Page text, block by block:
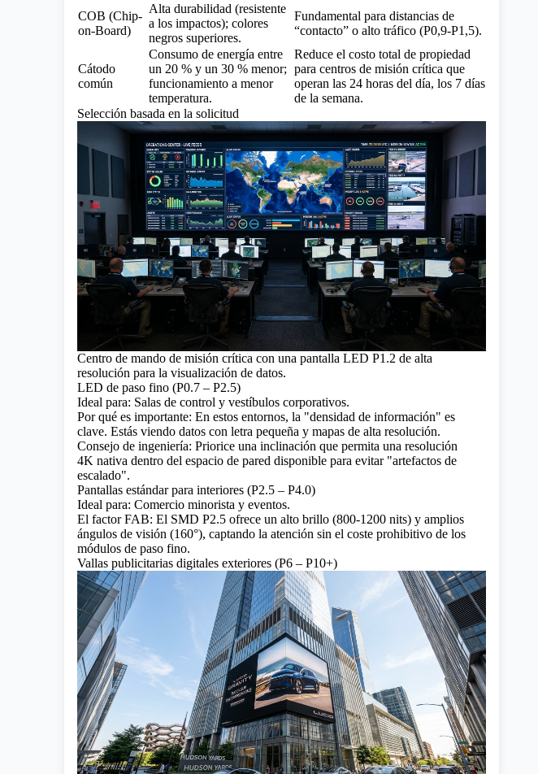
COB (Chip-
on-Board)
Alta durabilidad (resistente
a los impactos); colores
negros superiores.
Fundamental para distancias de
“contacto” o alto tráfico (P0,9-P1,5).
Cátodo
común
Consumo de energía entre
un 20 % y un 30 % menor;
funcionamiento a menor
temperatura.
Reduce el costo total de propiedad
para centros de misión crítica que
operan las 24 horas del día, los 7 días
de la semana.
Selección basada en la solicitud
Centro de mando de misión crítica con una pantalla LED P1.2 de alta
resolución para la visualización de datos.
LED de paso fino (P0.7 – P2.5)
Ideal para: Salas de control y vestíbulos corporativos.
Por qué es importante: En estos entornos, la "densidad de información" es
clave. Estás viendo datos con letra pequeña y mapas de alta resolución.
Consejo de ingeniería: Priorice una inclinación que permita una resolución
4K nativa dentro del espacio de pared disponible para evitar "artefactos de
escalado".
Pantallas estándar para interiores (P2.5 – P4.0)
Ideal para: Comercio minorista y eventos.
El factor FAB: El SMD P2.5 ofrece un alto brillo (800-1200 nits) y amplios
ángulos de visión (160°), captando la atención sin el coste prohibitivo de los
módulos de paso fino.
Vallas publicitarias digitales exteriores (P6 – P10+)